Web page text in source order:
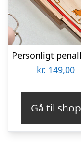
kr. 149,00
Gå til shop